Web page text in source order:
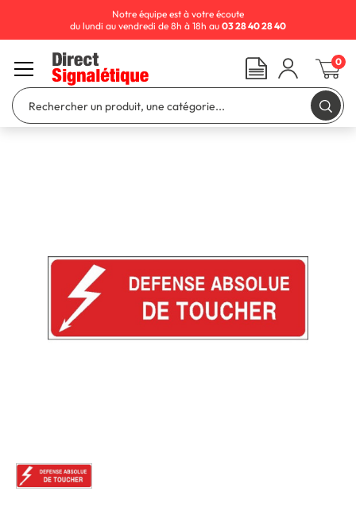
Notre équipe est à votre écoute
du lundi au vendredi de 8h à 18h au 03 28 40 28 40
0